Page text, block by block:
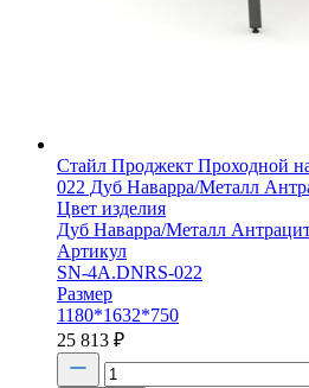
Стайл Проджект Проходной
022 Дуб Наварра/Металл
Цвет изделия
Дуб Наварра/Металл
Артикул
SN-4A.DNRS-022
Размер
1180*1632*750
25 813 ₽